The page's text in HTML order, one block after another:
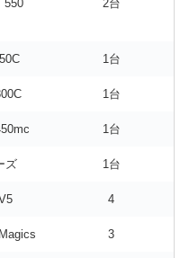
550 2台
1台
1台
1台
ズ 1台
4
3